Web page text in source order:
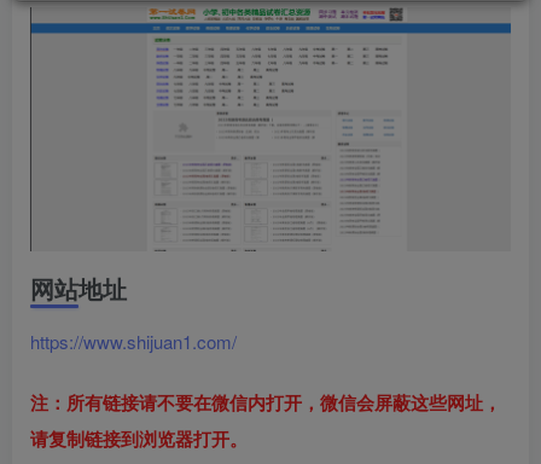
网站地址
https://www.shijuan1.com/
注：所有链接请不要在微信内打开，微信会屏蔽这些网址，
请复制链接到浏览器打开。